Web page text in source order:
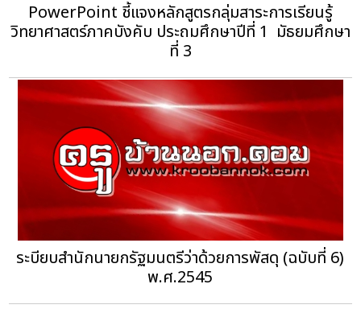
PowerPoint ชี้แจงหลักสูตรกลุ่มสาระการเรียนรู้
วิทยาศาสตร์ภาคบังคับ ประถมศึกษาปีที่ 1  มัธยมศึกษา
ที่ 3
ระบียบสำนักนายกรัฐมนตรีว่าด้วยการพัสดุ (ฉบับที่ 6)
พ.ศ.2545